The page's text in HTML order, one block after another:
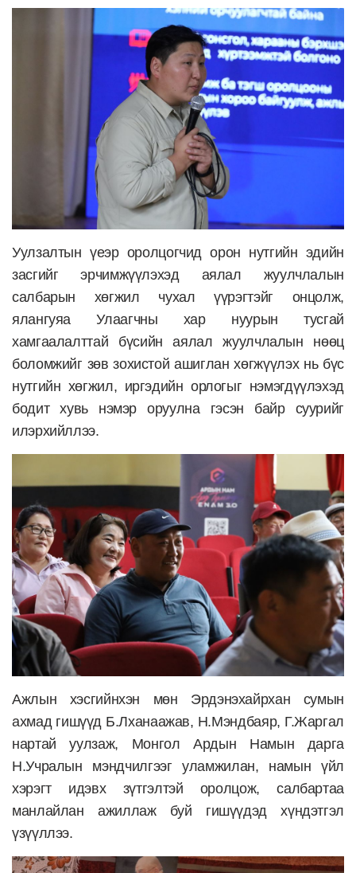
Уулзалтын үеэр оролцогчид орон нутгийн эдийн
засгийг эрчимжүүлэхэд аялал жуулчлалын
салбарын хөгжил чухал үүрэгтэйг онцолж,
ялангуяа Улаагчны хар нуурын тусгай
хамгаалалттай бүсийн аялал жуулчлалын нөөц
боломжийг зөв зохистой ашиглан хөгжүүлэх нь бүс
нутгийн хөгжил, иргэдийн орлогыг нэмэгдүүлэхэд
бодит хувь нэмэр оруулна гэсэн байр суурийг
илэрхийллээ.
Ажлын хэсгийнхэн мөн Эрдэнэхайрхан сумын
ахмад гишүүд Б.Лханаажав, Н.Мэндбаяр, Г.Жаргал
нартай уулзаж, Монгол Ардын Намын дарга
Н.Учралын мэндчилгээг уламжилан, намын үйл
хэрэгт идэвх зүтгэлтэй оролцож, салбартаа
манлайлан ажиллаж буй гишүүдэд хүндэтгэл
үзүүллээ.